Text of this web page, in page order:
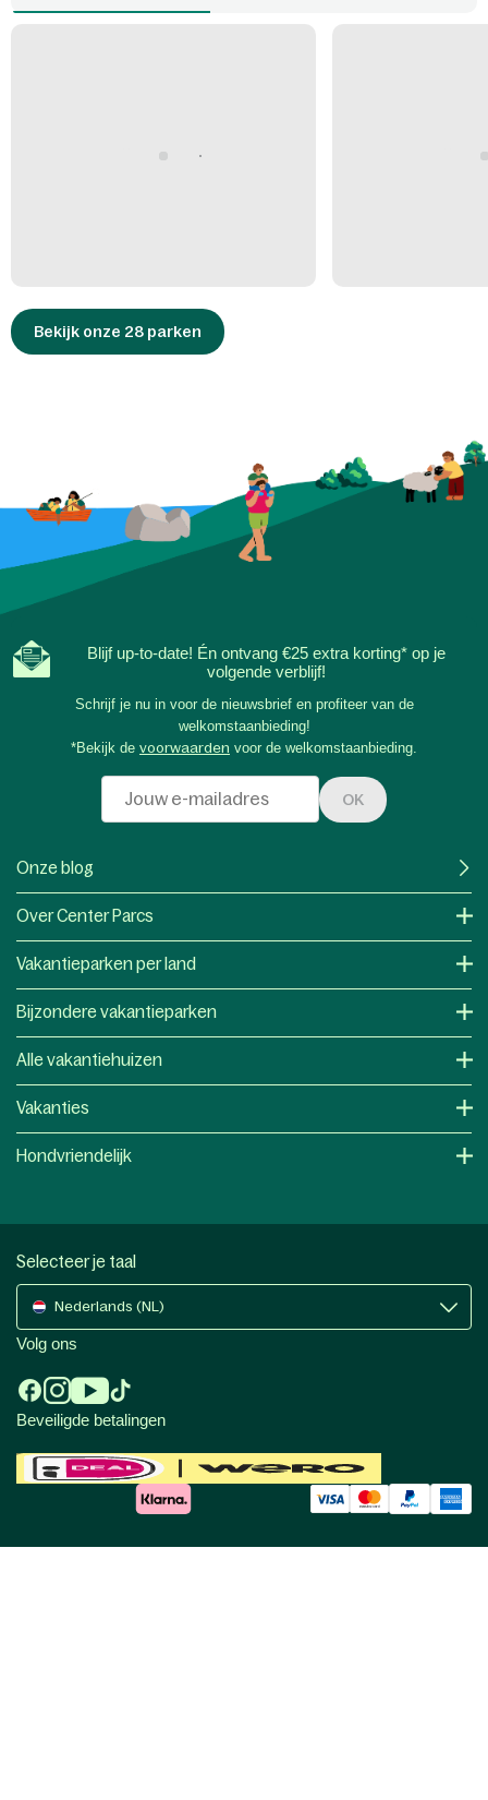
Bekijk onze 28 parken
Blijf up-to-date! Én ontvang €25 extra korting* op je
volgende verblijf!
Schrijf je nu in voor de nieuwsbrief en profiteer van de
welkomstaanbieding!
*Bekijk de voorwaarden voor de welkomstaanbieding.
OK
Onze blog
Over Center Parcs
Vakantieparken per land
Bijzondere vakantieparken
Alle vakantiehuizen
Vakanties
Hondvriendelijk
Selecteer je taal
Nederlands (NL)
Volg ons
Beveiligde betalingen